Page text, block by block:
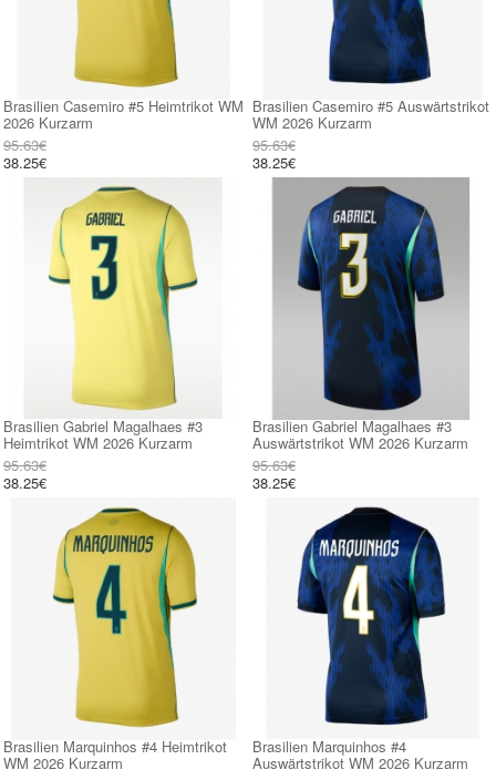
Brasilien Casemiro #5 Heimtrikot WM
2026 Kurzarm
95.63€
38.25€
Brasilien Casemiro #5 Auswärtstrikot
WM 2026 Kurzarm
95.63€
38.25€
Brasilien Gabriel Magalhaes #3
Heimtrikot WM 2026 Kurzarm
95.63€
38.25€
Brasilien Gabriel Magalhaes #3
Auswärtstrikot WM 2026 Kurzarm
95.63€
38.25€
Brasilien Marquinhos #4 Heimtrikot
WM 2026 Kurzarm
Brasilien Marquinhos #4
Auswärtstrikot WM 2026 Kurzarm